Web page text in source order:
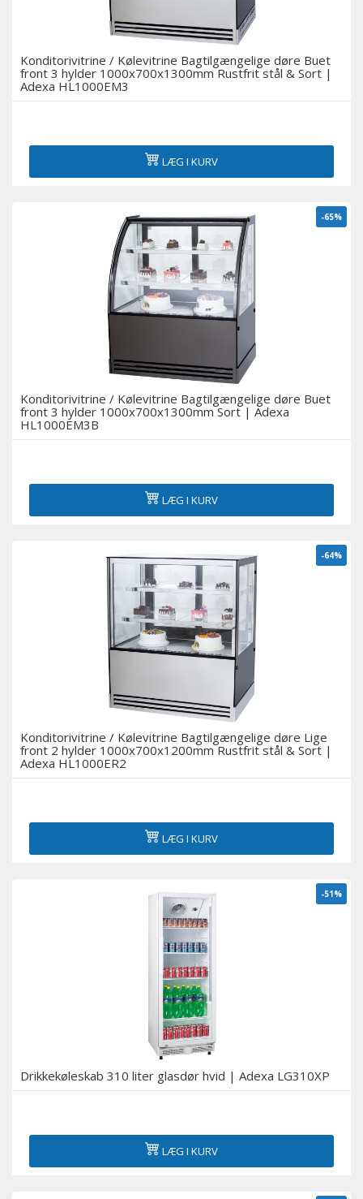
Konditorivitrine / Kølevitrine Bagtilgængelige døre Buet
front 3 hylder 1000x700x1300mm Rustfrit stål & Sort |
Adexa HL1000EM3
LÆG I KURV
-65%
Konditorivitrine / Kølevitrine Bagtilgængelige døre Buet
front 3 hylder 1000x700x1300mm Sort | Adexa
HL1000EM3B
LÆG I KURV
-64%
Konditorivitrine / Kølevitrine Bagtilgængelige døre Lige
front 2 hylder 1000x700x1200mm Rustfrit stål & Sort |
Adexa HL1000ER2
LÆG I KURV
-51%
Drikkekøleskab 310 liter glasdør hvid | Adexa LG310XP
LÆG I KURV